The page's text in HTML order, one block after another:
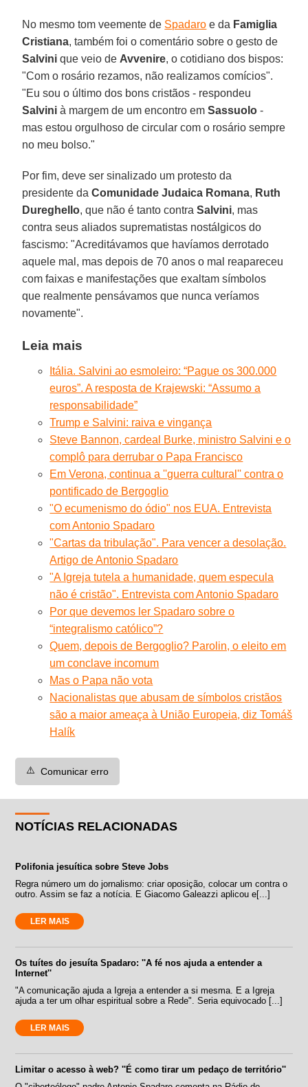
No mesmo tom veemente de Spadaro e da Famiglia
Cristiana, também foi o comentário sobre o gesto de
Salvini que veio de Avvenire, o cotidiano dos bispos:
"Com o rosário rezamos, não realizamos comícios".
"Eu sou o último dos bons cristãos - respondeu
Salvini à margem de um encontro emSassuolo -
mas estou orgulhoso de circular com o rosário sempre
no meu bolso."
Por fim, deve ser sinalizado um protesto da
presidente daComunidade Judaica Romana, Ruth
Dureghello, que não é tanto contraSalvini, mas
contra seus aliados suprematistas nostálgicos do
fascismo: "Acreditávamos que havíamos derrotado
aquele mal, mas depois de 70 anos o mal reapareceu
com faixas e manifestações que exaltam símbolos
que realmente pensávamos que nunca veríamos
novamente".
Leia mais
Itália. Salvini ao esmoleiro: “Pague os 300.000
euros”. A resposta de Krajewski: “Assumo a
responsabilidade”
Trump e Salvini: raiva e vingança
Steve Bannon, cardeal Burke, ministro Salvini e o
complô para derrubar o Papa Francisco
Em Verona, continua a ''guerra cultural'' contra o
pontificado de Bergoglio
"O ecumenismo do ódio" nos EUA. Entrevista
com Antonio Spadaro
"Cartas da tribulação". Para vencer a desolação.
Artigo de Antonio Spadaro
"A Igreja tutela a humanidade, quem especula
não é cristão". Entrevista com Antonio Spadaro
Por que devemos ler Spadaro sobre o
“integralismo católico”?
Quem, depois de Bergoglio? Parolin, o eleito em
um conclave incomum
Mas o Papa não vota
Nacionalistas que abusam de símbolos cristãos
são a maior ameaça à União Europeia, diz Tomáš
Halík
⚠️ Comunicar erro
NOTÍCIAS RELACIONADAS
Polifonia jesuítica sobre Steve Jobs
Regra número um do jornalismo: criar oposição, colocar um contra o
outro. Assim se faz a notícia. E Giacomo Galeazzi aplicou e[...]
LER MAIS
Os tuítes do jesuíta Spadaro: ''A fé nos ajuda a entender a
Internet''
"A comunicação ajuda a Igreja a entender a si mesma. E a Igreja
ajuda a ter um olhar espiritual sobre a Rede". Seria equivocado [...]
LER MAIS
Limitar o acesso à web? ''É como tirar um pedaço de território''